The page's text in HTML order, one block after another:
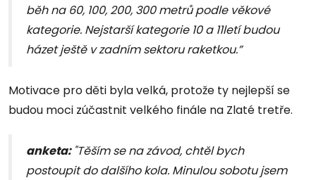
běh na 60, 100, 200, 300 metrů podle věkové
kategorie. Nejstarší kategorie 10 a 11letí budou
házet ještě v zadním sektoru raketkou.”
Motivace pro děti byla velká, protože ty nejlepší se
budou moci zúčastnit velkého finále na Zlaté tretře.
anketa: "Těším se na závod, chtěl bych
postoupit do dalšího kola. Minulou sobotu jsem